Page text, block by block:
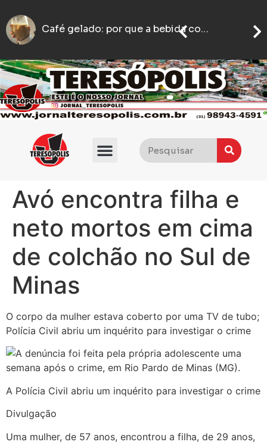
Licor Motoboy abre caminho no trânsito para ajudar mulher que passava mal a chegar ao hospital em BH
motoboy é agredido com socos e empurrões após estacionar em ponto de taxi em BH
Avó encontra filha e
neto mortos em cima
de colchão no Sul de
Minas
O corpo da mulher estava coberto por uma TV de tubo;
Polícia Civil abriu um inquérito para investigar o crime
A Polícia Civil abriu um inquérito para investigar o crime
Divulgação
Uma mulher, de 57 anos, encontrou a filha, de 29 anos,